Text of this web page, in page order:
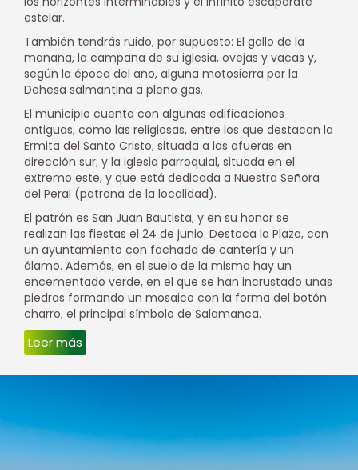
estelar.
También tendrás ruido, por supuesto: El gallo de la
mañana, la campana de su iglesia, ovejas y vacas y,
según la época del año, alguna motosierra por la
Dehesa salmantina a pleno gas.
El municipio cuenta con algunas edificaciones
antiguas, como las religiosas, entre los que destacan la
Ermita del Santo Cristo, situada a las afueras en
dirección sur; y la iglesia parroquial, situada en el
extremo este, y que está dedicada a Nuestra Señora
del Peral (patrona de la localidad).
El patrón es San Juan Bautista, y en su honor se
realizan las fiestas el 24 de junio. Destaca la Plaza, con
un ayuntamiento con fachada de cantería y un
álamo. Además, en el suelo de la misma hay un
encementado verde, en el que se han incrustado unas
piedras formando un mosaico con la forma del botón
charro, el principal símbolo de Salamanca.
Leer más